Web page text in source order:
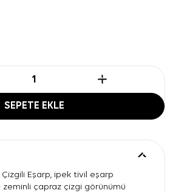
SEPETE EKLE
Eşarp, ipek tivil eşarp
çapraz çizgi görünümü